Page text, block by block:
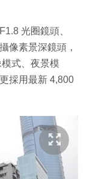
光圈鏡頭、
像素景深鏡頭，
式、夜景模
採用最新 4,800